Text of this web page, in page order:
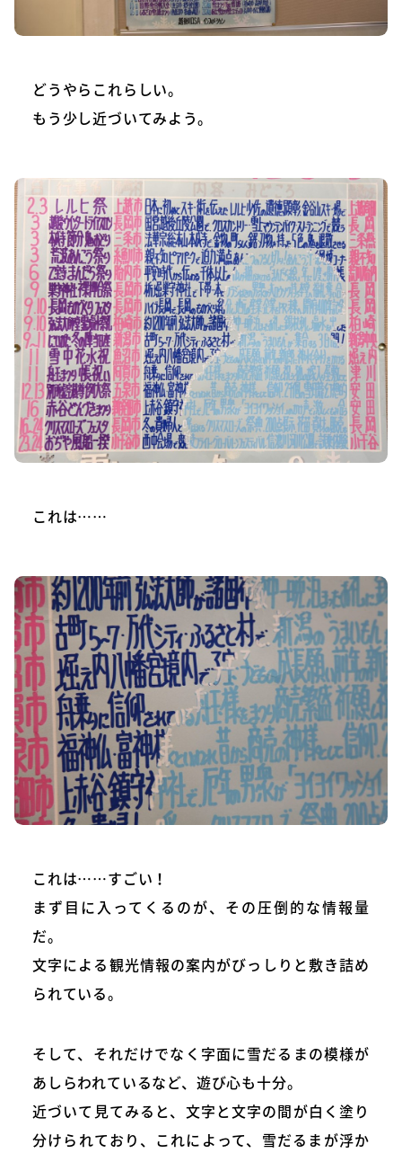
どうやらこれらしい。
もう少し近づいてみよう。
これは……
これは……すごい！
まず目に入ってくるのが、その圧倒的な情報量
だ。
文字による観光情報の案内がびっしりと敷き詰め
られている。
そして、それだけでなく字面に雪だるまの模様が
あしらわれているなど、遊び心も十分。
近づいて見てみると、文字と文字の間が白く塗り
分けられており、これによって、雪だるまが浮か